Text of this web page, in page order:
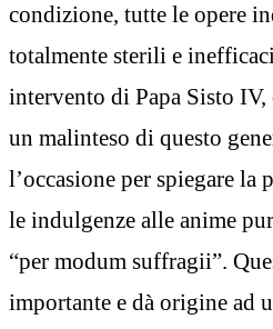
condizione, tutte le opere
totalmente sterili e
intervento di Papa Sisto
un malinteso di questo
l’occasione per spiegare
le indulgenze alle anime
“per modum suffragii”.
importante e dà origine ad